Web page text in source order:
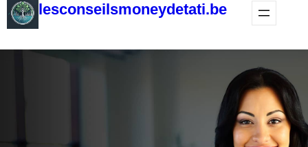
lesconseilsmoneydetati.be